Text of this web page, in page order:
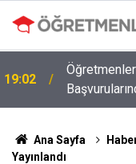
19:02
Ana Sayfa
Yayınlandı